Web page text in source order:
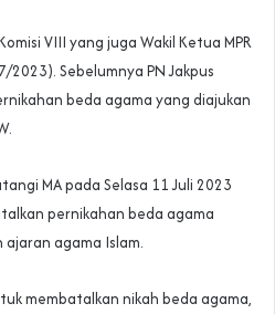
VIII yang juga Wakil Ketua MPR
2023). Sebelumnya PN Jakpus
beda agama yang diajukan
MA pada Selasa 11 Juli 2023
pernikahan beda agama
agama Islam.
membatalkan nikah beda agama,